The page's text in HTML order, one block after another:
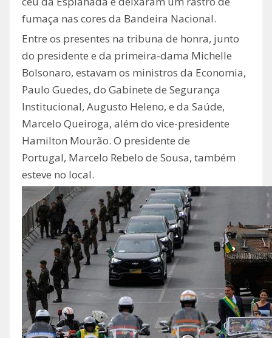
fumaça nas cores da Bandeira Nacional.
Entre os presentes na tribuna de honra, junto
do presidente e da primeira-dama Michelle
Bolsonaro, estavam os ministros da Economia,
Paulo Guedes, do Gabinete de Segurança
Institucional, Augusto Heleno, e da Saúde,
Marcelo Queiroga, além do vice-presidente
Hamilton Mourão. O presidente de
Portugal, Marcelo Rebelo de Sousa, também
esteve no local.